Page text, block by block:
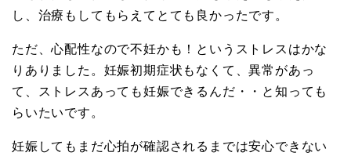
し、治療もしてもらえてとても良かったです。
ただ、心配性なので不妊かも！というストレスはかな
りありました。妊娠初期症状もなくて、異常があっ
て、ストレスあっても妊娠できるんだ・・と知っても
らいたいです。
妊娠してもまだ心拍が確認されるまでは安心できない